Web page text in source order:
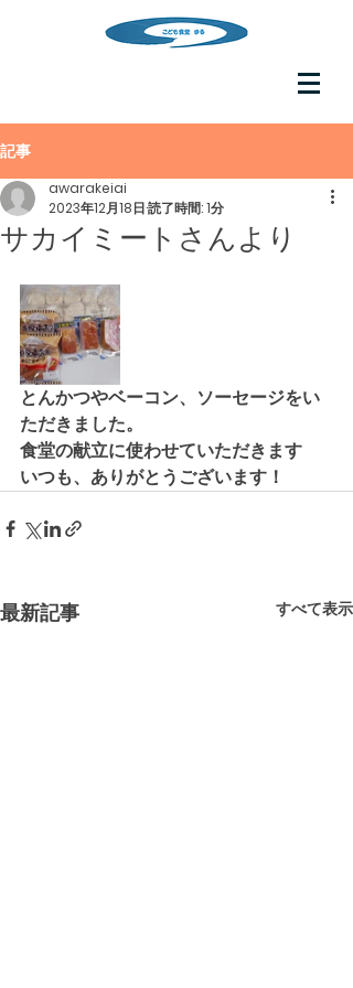
記事
サカイミートさんより
awarakeiai
2023年12月18日読了時間: 1分
とんかつやベーコン、ソーセージをい
ただきました。
食堂の献立に使わせていただきます
いつも、ありがとうございます！
最新記事 すべて表示